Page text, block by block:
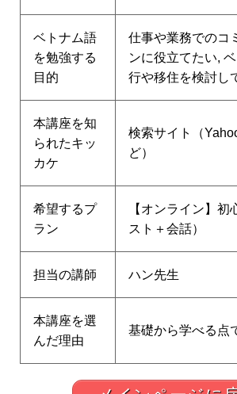
ベトナム語
を勉強する
目的
仕事や業務でのコ
ンに役立てたい,
行や移住を検討し
本講座を知
られたキッ
カケ
検索サイト（
ど）
希望するプ
ラン
【オンライン】初
スト＋会話）
担当の講師 ハン先生
本講座を選
んだ理由
基礎から学べる点